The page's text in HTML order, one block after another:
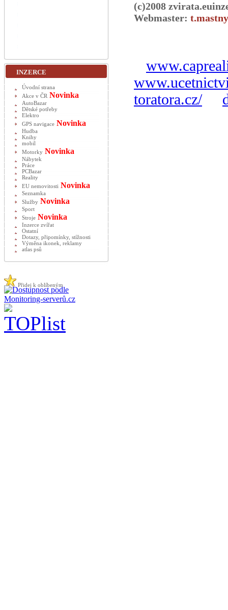
(c)2008
Webmaster:
toratora.cz/
INZERCE
Úvodní strana
Akce v ČR Novinka
AutoBazar
Dětské potřeby
Elektro
GPS navigace Novinka
Hudba
Knihy
mobil
Motorky Novinka
Nábytek
Práce
PCBazar
Reality
EU nemovitosti Novinka
Seznamka
Služby Novinka
Sport
Stroje Novinka
Inzerce zvířat
Ostatní
Dotazy, připomínky, stížnosti
Výměna ikonek, reklamy
atlas psů
Přidej k oblíbeným